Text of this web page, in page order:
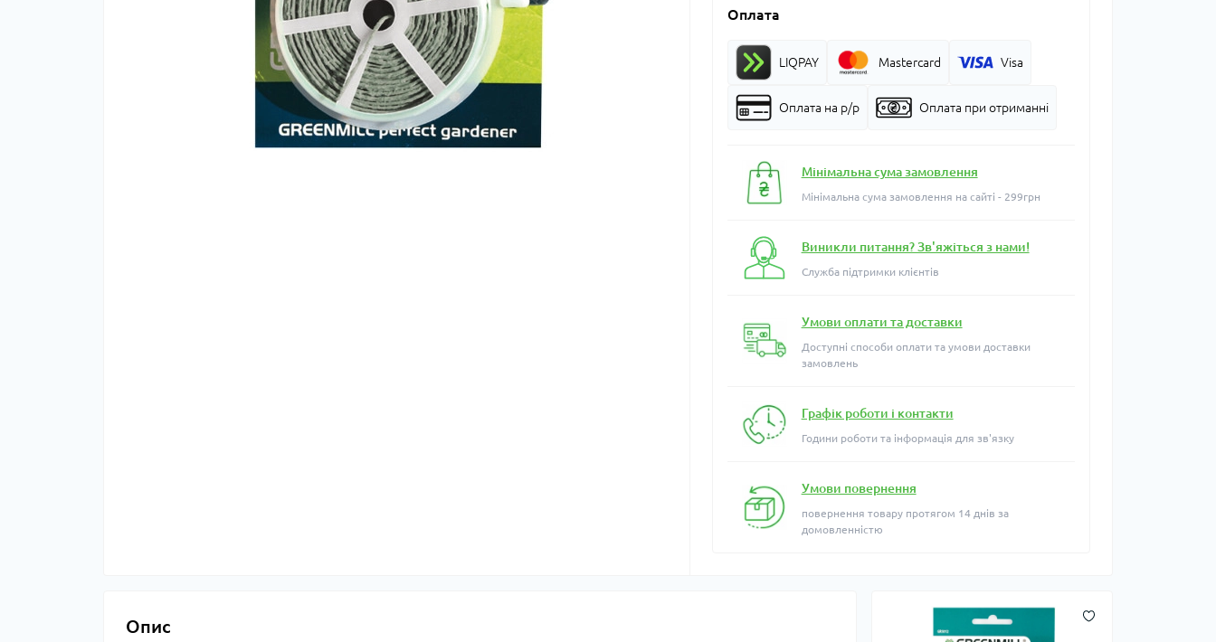
Оплата
LIQPAY Mastercard Visa
Оплата на р/р Оплата при отриманні
Мінімальна сума замовлення
Мінімальна сума замовлення на сайті - 299грн
Виникли питання? Зв'яжіться з нами!
Служба підтримки клієнтів
Умови оплати та доставки
Доступні способи оплати та умови доставки
замовлень
Графік роботи і контакти
Години роботи та інформація для зв'язку
Умови повернення
повернення товару протягом 14 днів за
домовленністю
Опис